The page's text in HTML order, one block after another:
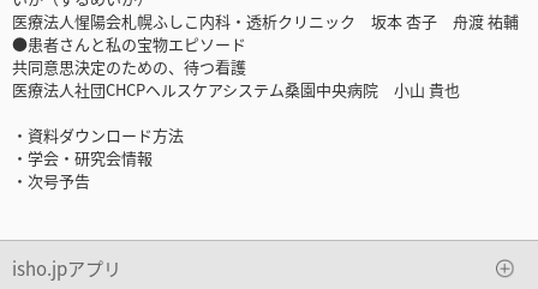
医療法人惺陽会札幌ふしこ内科・透析クリニック 坂本 杏子 舟渡 祐輔
●患者さんと私の宝物エピソード
共同意思決定のための、待つ看護
医療法人社団CHCPヘルスケアシステム桑園中央病院 小山 貴也
・資料ダウンロード方法
・学会・研究会情報
・次号予告
isho.jpアプリ